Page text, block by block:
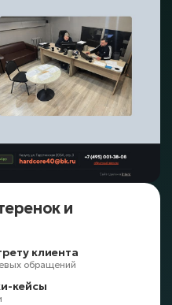
и
клиента
обращений
кейсы